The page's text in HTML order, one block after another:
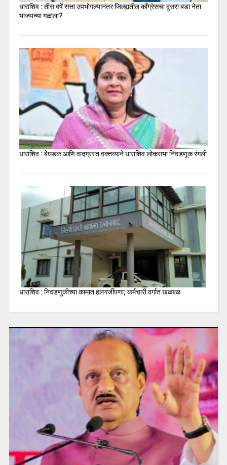
धाराशिव : तीस वर्षे सत्ता उपभोगल्यानंतर जिल्ह्यतील कॉंग्रेसचा दुसरा बडा नेता
भाजपच्या गळाला?
धाराशिव : बेधडक आणि वादग्रस्त वक्तव्याने धाराशिव लोकसभा निवडणूक रंगली
धाराशिव : निवडणुकीच्या कामात हलगर्जीपणा; कर्मचारी वर्गात खळबळ